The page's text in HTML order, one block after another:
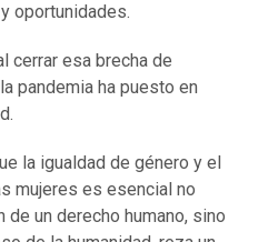
oportunidades.
cerrar esa brecha de
pandemia ha puesto en
la igualdad de género y el
mujeres es esencial no
un derecho humano, sino